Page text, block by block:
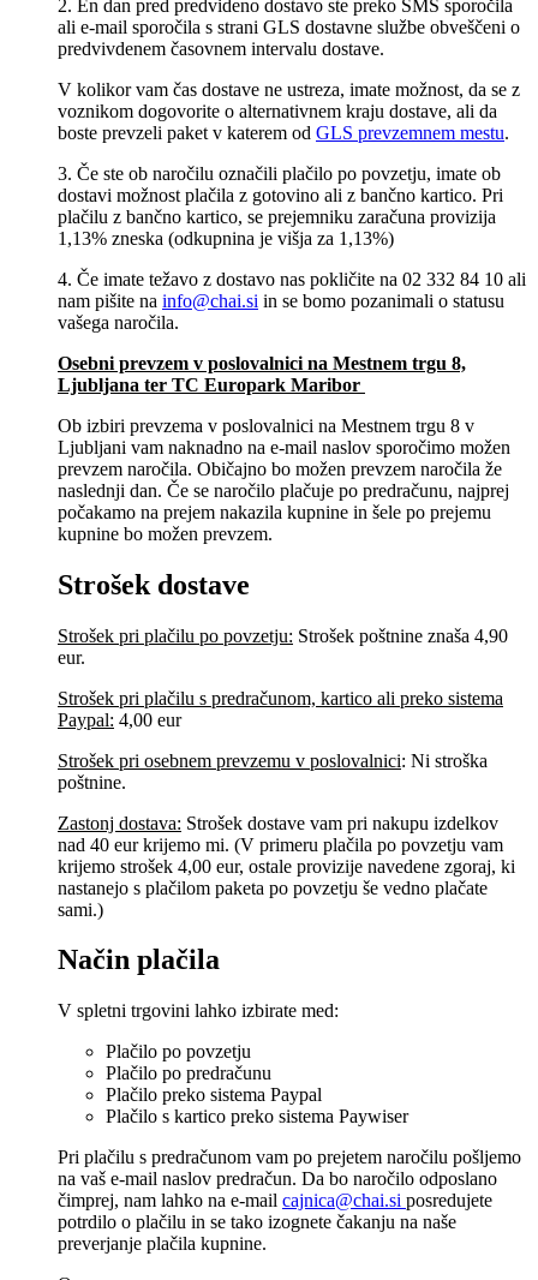
2. En dan pred predvideno dostavo ste preko SMS sporočila
ali e-mail sporočila s strani GLS dostavne službe obveščeni o
predvivdenem časovnem intervalu dostave.
V kolikor vam čas dostave ne ustreza, imate možnost, da se z
voznikom dogovorite o alternativnem kraju dostave, ali da
boste prevzeli paket v katerem od GLS prevzemnem mestu.
3. Če ste ob naročilu označili plačilo po povzetju, imate ob
dostavi možnost plačila z gotovino ali z bančno kartico. Pri
plačilu z bančno kartico, se prejemniku zaračuna provizija
1,13% zneska (odkupnina je višja za 1,13%)
4. Če imate težavo z dostavo nas pokličite na 02 332 84 10 ali
nam pišite na info@chai.si in se bomo pozanimali o statusu
vašega naročila.
Osebni prevzem v poslovalnici na Mestnem trgu 8,
Ljubljana​ ter TC Europark Maribor
Ob izbiri prevzema v poslovalnici na Mestnem trgu 8 v
Ljubljani vam naknadno na e-mail naslov sporočimo možen
prevzem naročila. Običajno bo možen prevzem naročila že
naslednji dan. Če se naročilo plačuje po predračunu, najprej
počakamo na prejem nakazila kupnine in šele po prejemu
kupnine bo možen prevzem.
Strošek dostave
Strošek pri plačilu po povzetju: Strošek poštnine znaša 4,90
eur.
Strošek pri plačilu s predračunom, kartico ali preko sistema
Paypal: 4,00 eur
Strošek pri osebnem prevzemu v poslovalnici: Ni stroška
poštnine.
Zastonj dostava: Strošek dostave vam pri nakupu izdelkov
nad 40 eur krijemo mi. (V primeru plačila po povzetju vam
krijemo strošek 4,00 eur, ostale provizije navedene zgoraj, ki
nastanejo s plačilom paketa po povzetju še vedno plačate
sami.)
Način plačila
V spletni trgovini lahko izbirate med:
Plačilo po povzetju
Plačilo po predračunu
Plačilo preko sistema Paypal
Plačilo s kartico preko sistema Paywiser
Pri plačilu s predračunom vam po prejetem naročilu pošljemo
na vaš e-mail naslov predračun. Da bo naročilo odposlano
čimprej, nam lahko na e-mail cajnica@chai.si posredujete
potrdilo o plačilu in se tako izognete čakanju na naše
preverjanje plačila kupnine.